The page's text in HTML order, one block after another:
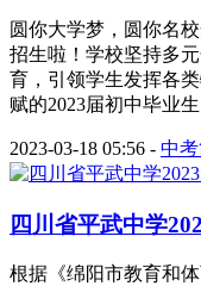
圆你大学梦，圆你名
招生啦！学校坚持多
育，引领学生发挥各
赋的2023届初中毕业
2023-03-18 05:56 - 中
四川省平武中学
根据《绵阳市教育和